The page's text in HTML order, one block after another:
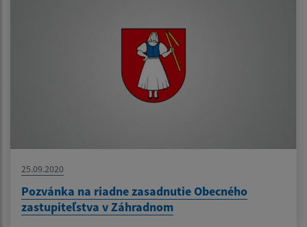
25.09.2020
Pozvánka na riadne zasadnutie Obecného
zastupiteľstva v Záhradnom